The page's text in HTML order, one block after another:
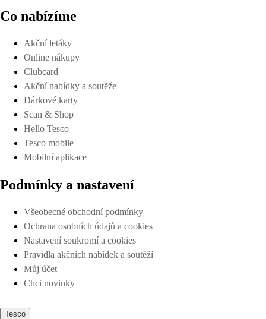
Co nabízíme
Akční letáky
Online nákupy
Clubcard
Akční nabídky a soutěže
Dárkové karty
Scan & Shop
Hello Tesco
Tesco mobile
Mobilní aplikace
Podmínky a nastavení
Všeobecné obchodní podmínky
Ochrana osobních údajů a cookies
Nastavení soukromí a cookies
Pravidla akčních nabídek a soutěží
Můj účet
Chci novinky
Tesco